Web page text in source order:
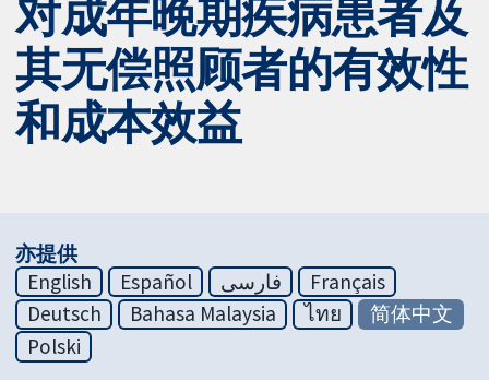
对成年晚期疾病患者及
其无偿照顾者的有效性
和成本效益
亦提供
English
Español فارسی
Français
Deutsch
Bahasa Malaysia ไทย
简体中文
Polski